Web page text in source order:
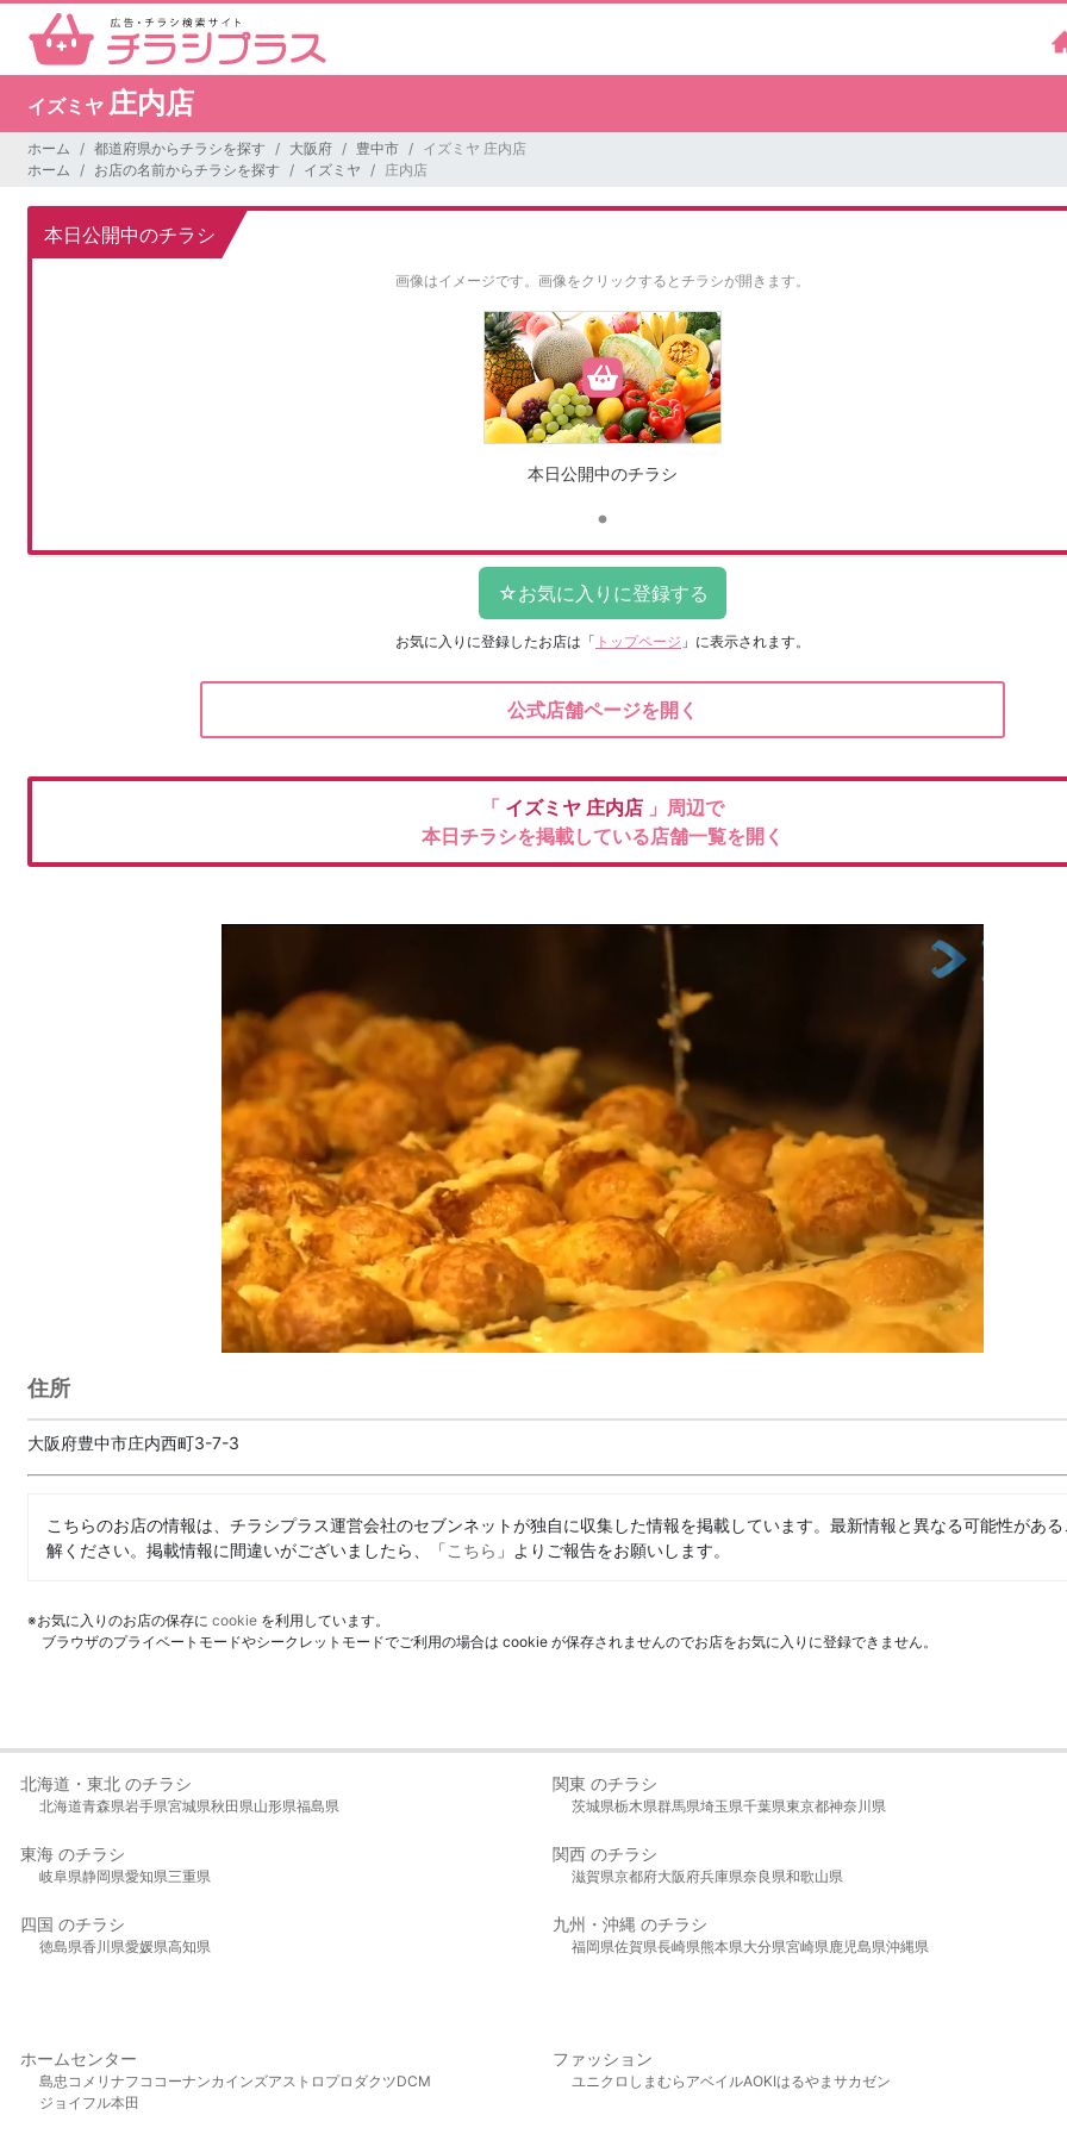
イズミヤ 庄内店
ホーム 都道府県からチラシを探す 大阪府 豊中市
イズミヤ 庄内店
ホーム
お店の名前からチラシを探す イズミヤ 庄内店
本日公開中のチラシ
画像はイメージです。 画像をクリックするとチラシが開きます。
本日公開中のチラシ
お気に入りに登録したお店は 「 トップページ 」に表示されます。
公式店舗ページを開く
「 イズミヤ 庄内店 」周辺で
本日チラシを掲載している店舗一覧を開く
住所
大阪府豊中市庄内西町3-7-3
こちらのお店の情報は、チラシプラス運営会社のセブンネットが独自に収集した情報を掲載しています。最新情報と異なる可能性があ
解ください。掲載情報に間違いがございましたら、「こちら 」よりご報告をお願いします。
※お気に入りのお店の保存に cookie を利用しています。
ブラウザのプライベートモードやシークレットモードでご利用の場合は cookie が保存されませんのでお店をお気に入りに登録できません。
北海道・東北 のチラシ
北海道青森県岩手県宮城県秋田県山形県福島県
関東 のチラシ
茨城県栃木県群馬県埼玉県千葉県東京都神奈川県
東海 のチラシ
岐阜県静岡県愛知県三重県
関西 のチラシ
滋賀県京都府大阪府兵庫県奈良県和歌山県
四国 のチラシ
徳島県香川県愛媛県高知県
九州・沖縄 のチラシ
福岡県佐賀県長崎県熊本県大分県宮崎県鹿児島県沖縄県
ホームセンター
島忠 コメリ ナフコ コーナンカインズアストロプロダクツDCM
ジョイフル本田
ファッション
ユニクロ しまむら アベイルAOKIはるやま サカゼン